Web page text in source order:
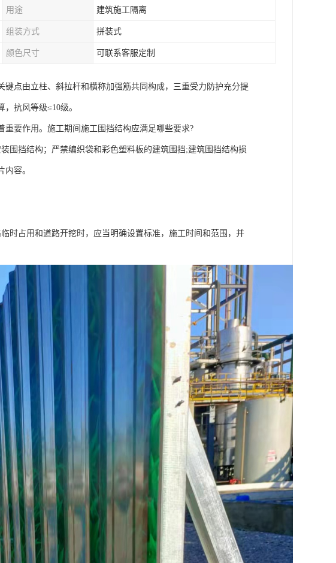
用途 建筑施工隔离
组装方式 拼装式
颜色尺寸 可联系客服定制
点由立柱、斜拉杆和横称加强筋共同构成，三重受力防护充分提
抗风等级≤10级。
要作用。施工期间施工围挡结构应满足哪些要求?
围挡结构；严禁编织袋和彩色塑料板的建筑围挡;建筑围挡结构损
容。
时占用和道路开挖时，应当明确设置标准，施工时间和范围，并